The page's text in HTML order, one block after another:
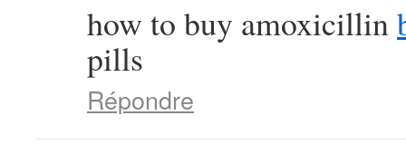
how to buy amoxicillin
pills
Répondre